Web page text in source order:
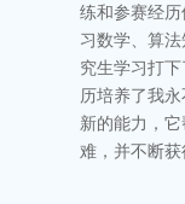
军中学教会
己能够搞定
练培养了我
格，这段时
一生漫长的追
学军。